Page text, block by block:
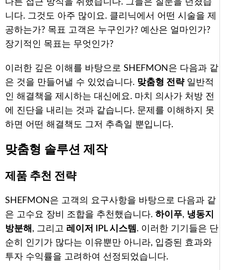
니다. 그것도 아주 많이요. 클리닉에서 어떤 시술을 제
공하는가? 목표 고객은 누구인가? 예산은 얼마인가?
장기적인 목표는 무엇인가?
이러한 깊은 이해를 바탕으로 SHEFMON은 다음과 같
은 것을 만들어낼 수 있었습니다. 맞춤형 전략일반적
인 해결책을 제시하는 대신에요. 마치 의사가 처방 전
에 진단을 내리는 것과 같습니다. 문제를 이해하지 못
하면 어떤 해결책도 그저 추측일 뿐입니다.
맞춤형 솔루션 제작
제품 추천 전략
SHEFMON은 고객의 요구사항을 바탕으로 다음과 같
은 고수요 장비 조합을 추천했습니다. 하이푸, 냉동지
방분해 , 그리고 레이저 IPL 시스템 . 이러한 기기들은 단
순히 인기가 많다는 이유뿐만 아니라, 입증된 효과와
투자 수익률을 고려하여 선정되었습니다.